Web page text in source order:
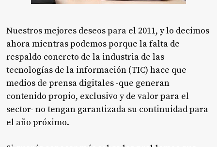
Nuestros mejores deseos para el 2011, y lo decimos
ahora mientras podemos porque la falta de
respaldo concreto de la industria de las
tecnologías de la información (TIC) hace que
medios de prensa digitales -que generan
contenido propio, exclusivo y de valor para el
sector- no tengan garantizada su continuidad para
el año próximo.